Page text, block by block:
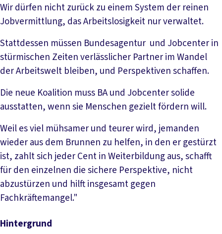
Wir dürfen nicht zurück zu einem System der reinen
Jobvermittlung, das Arbeitslosigkeit nur verwaltet.
Stattdessen müssen Bundesagentur und Jobcenter in
stürmischen Zeiten verlässlicher Partner im Wandel
der Arbeitswelt bleiben, und Perspektiven schaffen.
Die neue Koalition muss BA und Jobcenter solide
ausstatten, wenn sie Menschen gezielt fördern will.
Weil es viel mühsamer und teurer wird, jemanden
wieder aus dem Brunnen zu helfen, in den er gestürzt
ist, zahlt sich jeder Cent in Weiterbildung aus, schafft
für den einzelnen die sichere Perspektive, nicht
abzustürzen und hilft insgesamt gegen
Fachkräftemangel."
Hintergrund